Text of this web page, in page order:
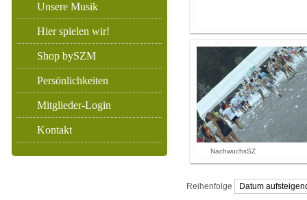
NachwuchsSZ
Reihenfolge
Unsere Musik
Hier spielen wir!
Shop bySZM
Persönlichkeiten
Mitglieder-Login
Kontakt